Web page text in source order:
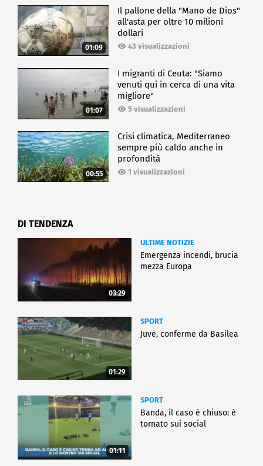
01:09
Il pallone della "Mano de Dios"
all'asta per oltre 10 milioni
dollari
43 visualizzazioni
01:07
I migranti di Ceuta: "Siamo
venuti qui in cerca di una vita
migliore"
5 visualizzazioni
00:55
Crisi climatica, Mediterraneo
sempre più caldo anche in
profondità
1 visualizzazioni
DI TENDENZA
03:29
ULTIME NOTIZIE
Emergenza incendi, brucia
mezza Europa
01:29
SPORT
Juve, conferme da Basilea
01:11
SPORT
Banda, il caso è chiuso: è
tornato sui social